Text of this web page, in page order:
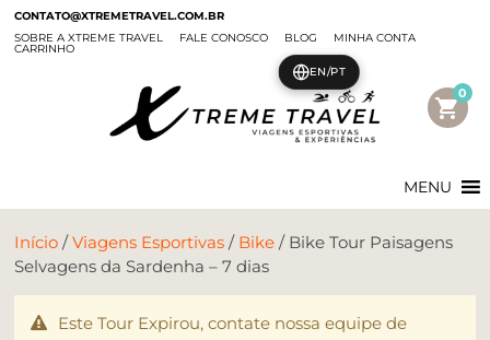
CONTATO@XTREMETRAVEL.COM.BR
SOBRE A XTREME TRAVEL
FALE CONOSCO BLOG MINHA CONTA
CARRINHO
shopping_cart
0
MENU
Início /Viagens Esportivas / Bike / Bike Tour Paisagens
Selvagens da Sardenha – 7 dias
Este Tour Expirou, contate nossa equipe de
EN/PT